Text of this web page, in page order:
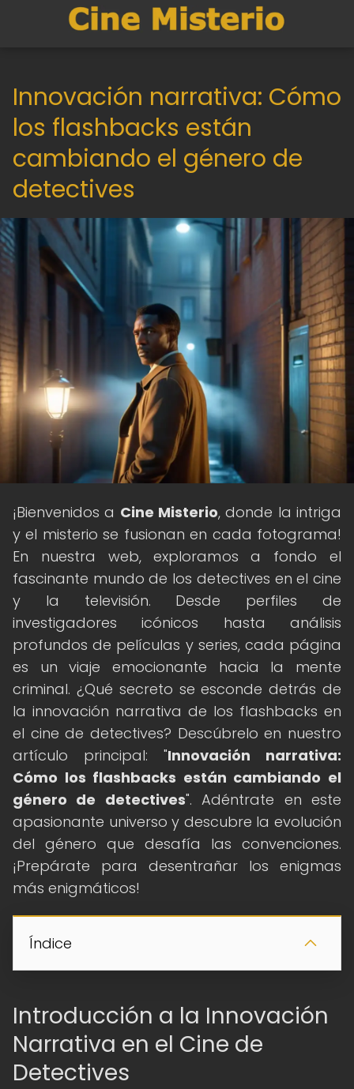
Innovación narrativa: Cómo
los flashbacks están
cambiando el género de
detectives
¡Bienvenidos a Cine Misterio, donde la intriga
y el misterio se fusionan en cada fotograma!
En nuestra web, exploramos a fondo el
fascinante mundo de los detectives en el cine
y la televisión. Desde perfiles de
investigadores icónicos hasta análisis
profundos de películas y series, cada página
es un viaje emocionante hacia la mente
criminal. ¿Qué secreto se esconde detrás de
la innovación narrativa de los flashbacks en
el cine de detectives? Descúbrelo en nuestro
artículo principal: "Innovación narrativa:
Cómo los flashbacks están cambiando el
género de detectives". Adéntrate en este
apasionante universo y descubre la evolución
del género que desafía las convenciones.
¡Prepárate para desentrañar los enigmas
más enigmáticos!
Índice
Introducción a la Innovación
Narrativa en el Cine de
Detectives